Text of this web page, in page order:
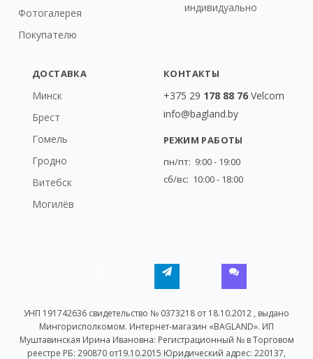
Фотогалерея
Покупателю
индивидуально
ДОСТАВКА
Минск
Брест
Гомель
Гродно
Витебск
Могилёв
КОНТАКТЫ
+375 29 178 88 76 Velcom
info@bagland.by
РЕЖИМ РАБОТЫ
пн/пт: 9:00 - 19:00
сб/вс: 10:00 - 18:00
УНП 191742636 свидетельство № 0373218 от 18.10.2012 , выдано
Мингорисполкомом. Интернет-магазин «BAGLAND». ИП
Муштавинская Ирина Ивановна: Регистрационный № в Торговом
реестре РБ: 290870 от19.10.2015 Юридический адрес: 220137,